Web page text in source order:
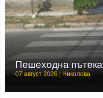
Пешеходна пътека
07 август 2026 | Николова